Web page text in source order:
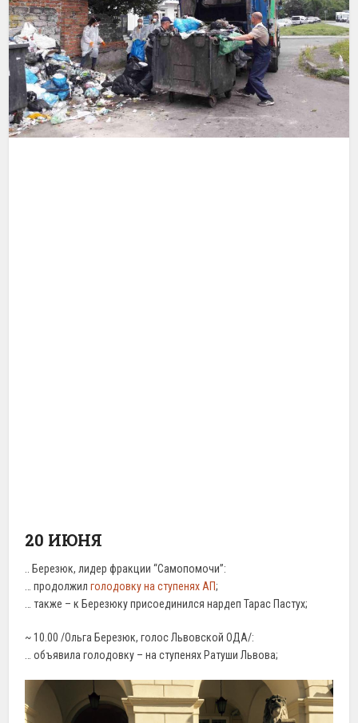
20 ИЮНЯ
.. Березюк, лидер фракции “Самопомочи”:
… продолжилголодовку на ступенях АП;
… также – к Березюку присоединился нардеп Тарас Пастух;
~ 10.00 /Ольга Березюк, голос Львовской ОДА/:
… объявила голодовку – на ступенях Ратуши Львова;